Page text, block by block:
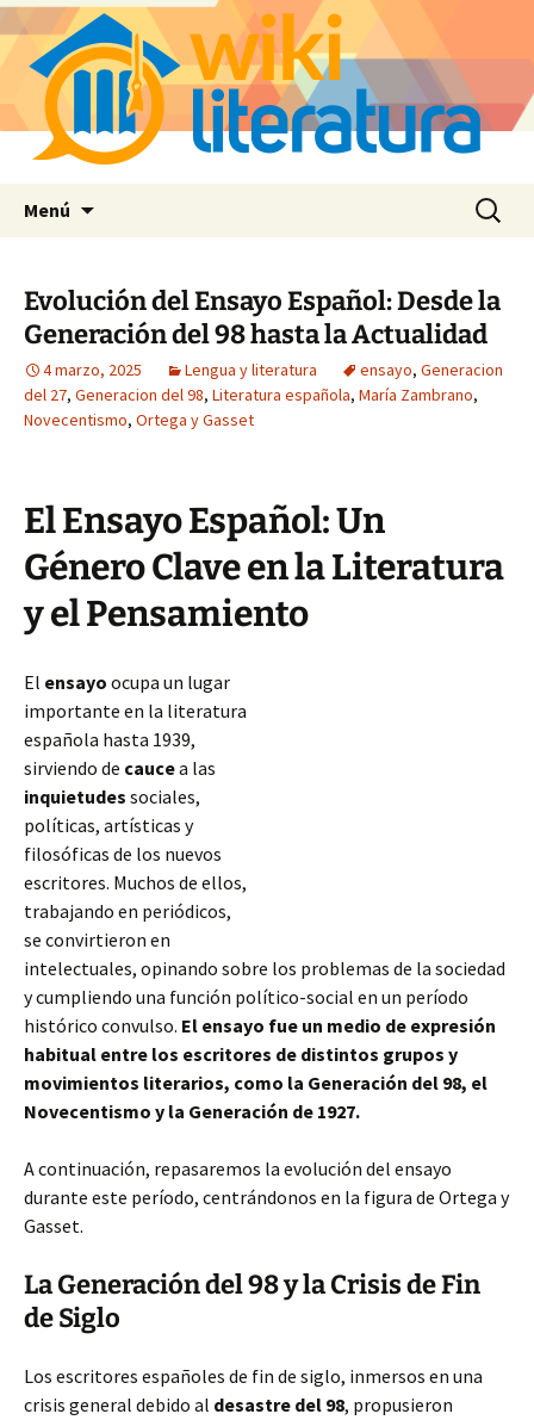
Menú Buscar:
Evolución del Ensayo Español: Desde la
Generación del 98 hasta la Actualidad
4 marzo, 2025 Lengua y literatura ensayo, Generacion
del 27, Generacion del 98, Literatura española, María Zambrano,
Novecentismo, Ortega y Gasset
El Ensayo Español: Un
Género Clave en la Literatura
y el Pensamiento
El ensayo ocupa un lugar
importante en la literatura
española hasta 1939,
sirviendo de caucea las
inquietudes sociales,
políticas, artísticas y
filosóficas de los nuevos
escritores. Muchos de ellos,
trabajando en periódicos,
se convirtieron en
intelectuales, opinando sobre los problemas de la sociedad
y cumpliendo una función político-social en un período
histórico convulso. El ensayo fue un medio de expresión
habitual entre los escritores de distintos grupos y
movimientos literarios, como la Generación del 98, el
Novecentismo y la Generación de 1927.
A continuación, repasaremos la evolución del ensayo
durante este período, centrándonos en la figura de Ortega y
Gasset.
La Generación del 98 y la Crisis de Fin
de Siglo
Los escritores españoles de fin de siglo, inmersos en una
crisis general debido al desastre del 98, propusieron